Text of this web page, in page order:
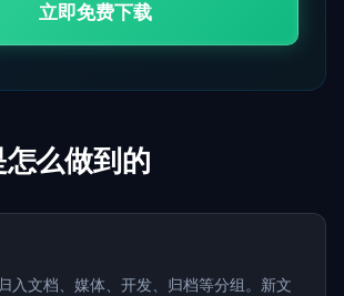
立即免费下载
么做到的
入文档、媒体、开发、归档等分组。新文